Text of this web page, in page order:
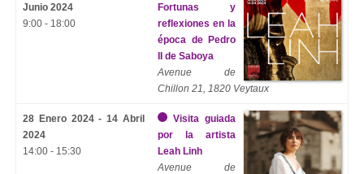
Junio 2024
9:00 - 18:00
Fortunas y
reflexiones en la
época de Pedro
II de Saboya
Avenue de
Chillon 21, 1820 Veytaux
28 Enero 2024 - 14 Abril
2024
14:00 - 15:30
Visita guiada
por la artista
Leah Linh
Avenue de